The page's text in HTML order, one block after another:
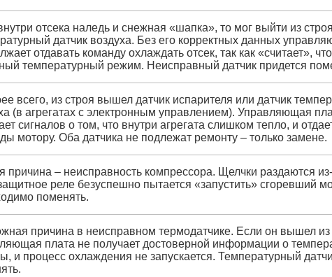
отсека наледь и снежная «шапка», то мог выйти из строя
датчик воздуха. Без его корректных данных
отдавать команду охлаждать отсек, так как «считает»,
температурный режим. Неисправный датчик придется
всего, из строя вышел датчик испарителя или датчик
(в агрегатах с электронным управлением). Управляющая
сигналов о том, что внутри агрегата слишком тепло, и
мотору. Оба датчика не подлежат ремонту – только замене.
причина – неисправность компрессора. Щелчки раздаются из-
реле безуспешно пытается «запустить» сгоревший
поменять.
причина в неисправном термодатчике. Если он вышел из
плата не получает достоверной информации о
и процесс охлаждения не запускается. Температурный